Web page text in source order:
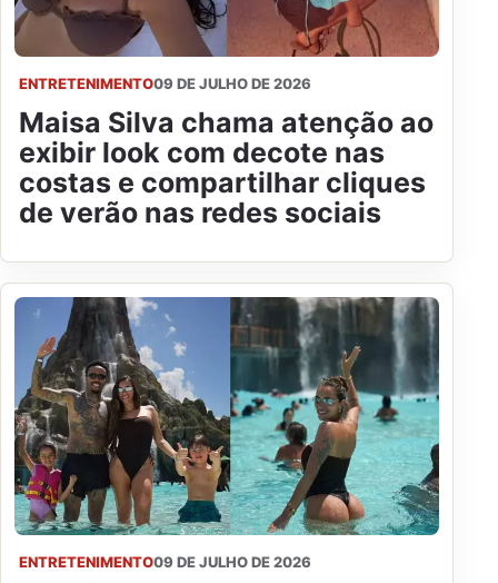
ENTRETENIMENTO09 DE JULHO DE 2026
Maisa Silva chama atenção ao
exibir look com decote nas
costas e compartilhar cliques
de verão nas redes sociais
ENTRETENIMENTO09 DE JULHO DE 2026